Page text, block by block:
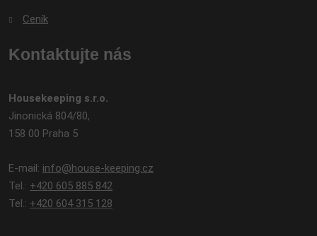
Ceník
Kontaktujte nás
Housekeeping s.r.o.
Jinonická 804/80,
158 00 Praha 5
E-mail: info@house-keeping.cz
Tel.: +420 605 885 842
Tel.: +420 604 315 128